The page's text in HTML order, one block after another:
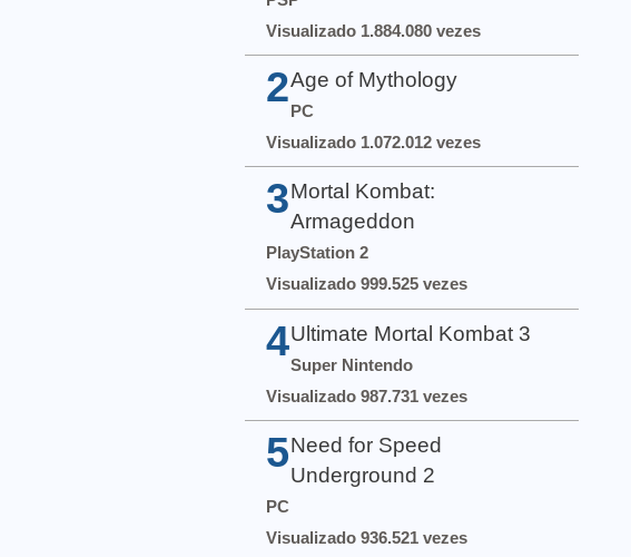
Visualizado 1.884.080 vezes
2Age of Mythology
PC
Visualizado 1.072.012 vezes
3 Mortal Kombat:
Armageddon
PlayStation 2
Visualizado 999.525 vezes
4 Ultimate Mortal Kombat 3
Super Nintendo
Visualizado 987.731 vezes
5 Need for Speed
Underground 2
PC
Visualizado 936.521 vezes